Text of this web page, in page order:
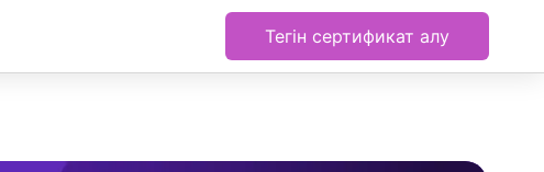
Тегін сертификат алу